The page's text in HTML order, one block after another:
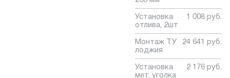
Установка
отлива, 2шт
1 008 руб.
Монтаж ТУ
лоджия
24 641 руб.
Установка
мет. уголка
2 176 руб.